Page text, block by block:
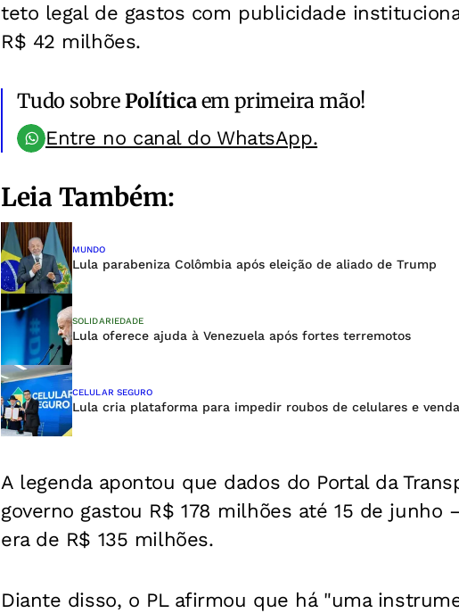
teto legal de gastos com publicidade
R$ 42 milhões.
Tudo sobrePolíticaem primeira mão!
Entre no canal do WhatsApp.
Leia Também:
MUNDO
Lula parabeniza Colômbia após eleição de aliado de Trump
SOLIDARIEDADE
Lula oferece ajuda à Venezuela após fortes terremotos
CELULAR SEGURO
Lula cria plataforma para impedir roubos de celulares e
A legenda apontou que dados do Portal da
governo gastou R$ 178 milhões até 15 de
era de R$ 135 milhões.
Diante disso, o PL afirmou que há "uma